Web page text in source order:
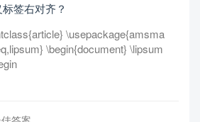
签右对齐？
\usepackage{amsma
\begin{document} \lipsum